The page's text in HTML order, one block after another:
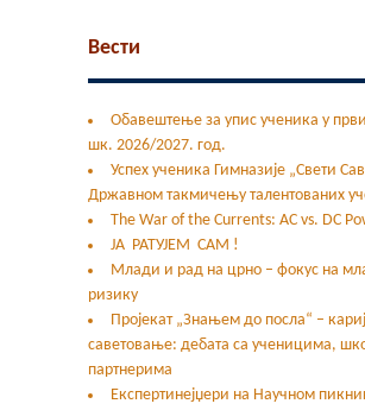
Вести
Обавештење за упис ученика у
шк. 2026/2027. год.
Успех ученика Гимназије „Свети
Државном такмичењу талентованих
The War of the Currents: AC vs. DC
ЈА РАТУЈЕМ САМ !
Млади и рад на црно – фокус на
ризику
Пројекат „Знањем до посла“ –
саветовање: дебата са ученицима,
партнерима
Експертинејџери на Научном